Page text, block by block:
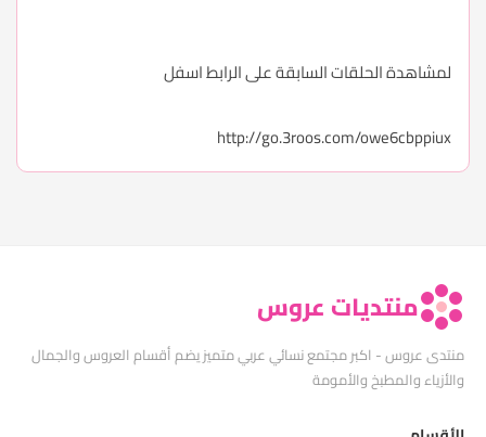
لمشاهدة الحلقات السابقة على الرابط اسفل
http://go.3roos.com/owe6cbppiux
منتديات عروس
منتدى عروس - اكبر مجتمع نسائي عربي متميز يضم أقسام العروس والجمال
والأزياء والمطبخ والأمومة